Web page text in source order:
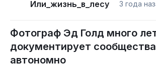
В то время как Бивер Брук, по ее
гораздо большее чем вариант
выходные», это был не ее
поселиться на постоянной основе
Или_жизнь_в_лесу 3 года
Фотограф Эд Голд много
документирует
автономно